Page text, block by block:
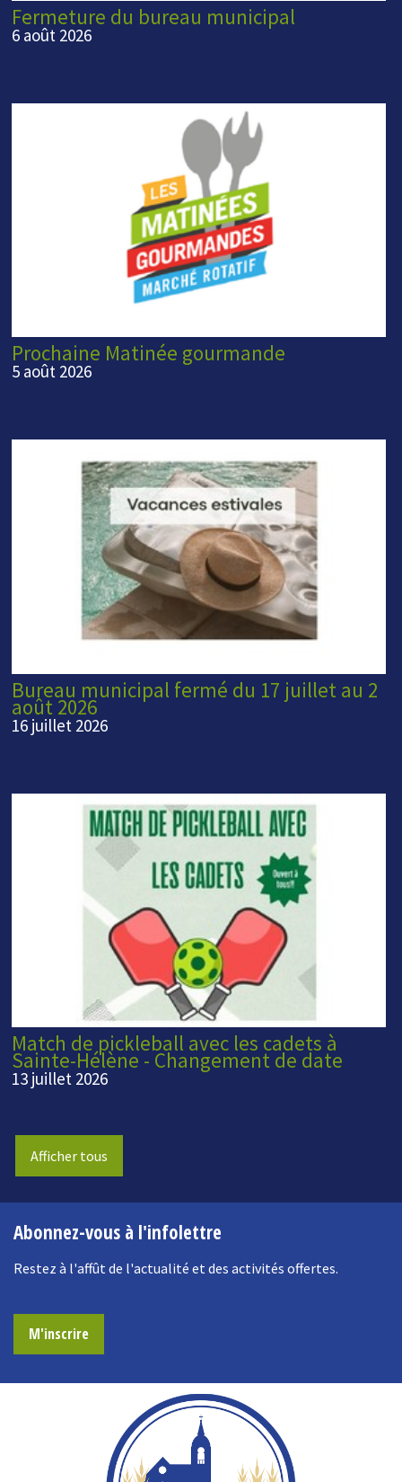
Fermeture du bureau municipal
6 août 2026
Prochaine Matinée gourmande
5 août 2026
Bureau municipal fermé du 17 juillet au 2
août 2026
16 juillet 2026
Match de pickleball avec les cadets à
Sainte-Hélène - Changement de date
13 juillet 2026
Afficher tous
Abonnez-vous à l'infolettre
Restez à l'affût de l'actualité et des activités offertes.
M'inscrire